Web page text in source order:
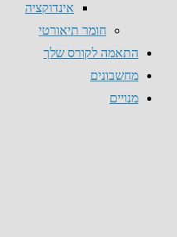
אינדוקציה
חומר תיאורטי
התאמה לקורס שלך
מחשבונים
מנויים